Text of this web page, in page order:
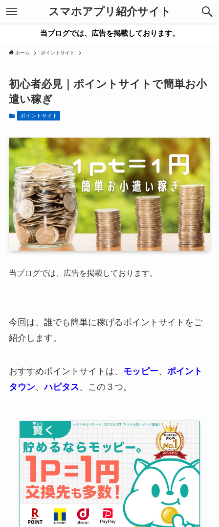
スマホアプリ紹介サイト
当ブログでは、広告を掲載しております。
ホーム ポイントサイト
初心者必見｜ポイントサイトで簡単お小
遣い稼ぎ
ポイントサイト
当ブログでは、広告を掲載しております。
今回は、誰でも簡単に稼げるポイントサイトをご
紹介します。
おすすめポイントサイトは、 モッピー、 ポイント
タウン、ハピタス、この３つ。